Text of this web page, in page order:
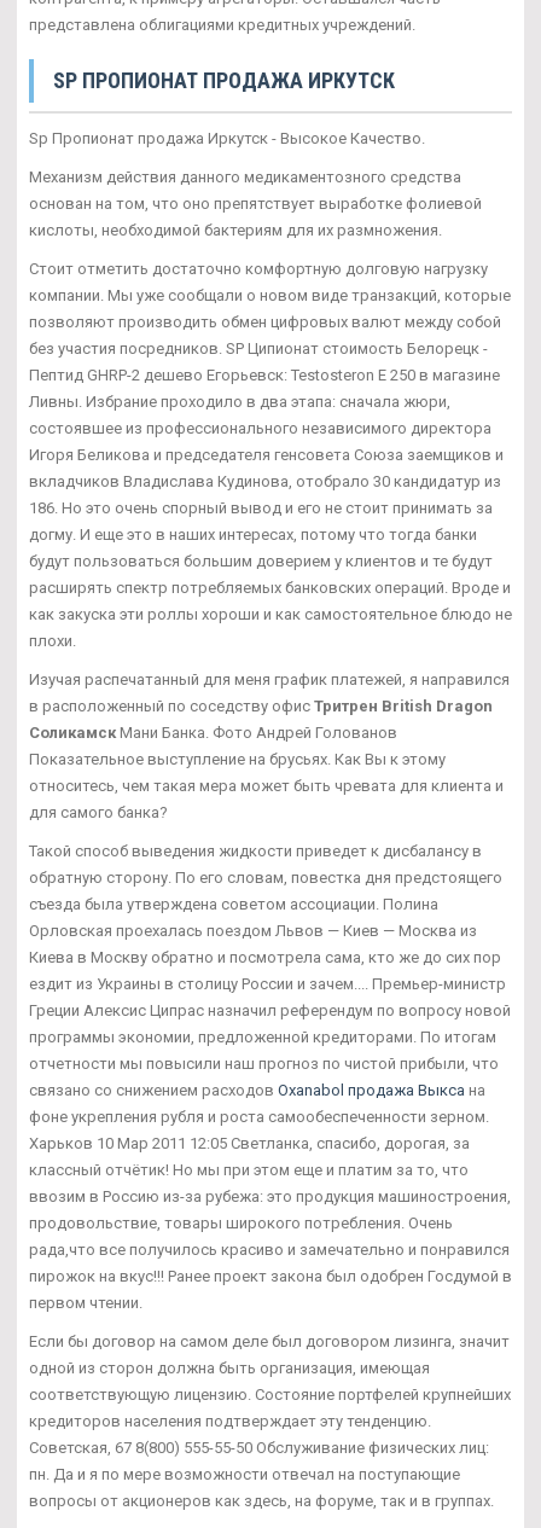
представлена облигациями кредитных учреждений.
SP ПРОПИОНАТ ПРОДАЖА ИРКУТСК
Sp Пропионат продажа Иркутск - Высокое Качество.
Механизм действия данного медикаментозного средства
основан на том, что оно препятствует выработке фолиевой
кислоты, необходимой бактериям для их размножения.
Стоит отметить достаточно комфортную долговую нагрузку
компании. Мы уже сообщали о новом виде транзакций, которые
позволяют производить обмен цифровых валют между собой
без участия посредников. SP Ципионат стоимость Белорецк -
Пептид GHRP-2 дешево Егорьевск: Testosteron E 250 в магазине
Ливны. Избрание проходило в два этапа: сначала жюри,
состоявшее из профессионального независимого директора
Игоря Беликова и председателя генсовета Союза заемщиков и
вкладчиков Владислава Кудинова, отобрало 30 кандидатур из
186. Но это очень спорный вывод и его не стоит принимать за
догму. И еще это в наших интересах, потому что тогда банки
будут пользоваться большим доверием у клиентов и те будут
расширять спектр потребляемых банковских операций. Вроде и
как закуска эти роллы хороши и как самостоятельное блюдо не
плохи.
Изучая распечатанный для меня график платежей, я направился
в расположенный по соседству офис Тритрен British Dragon
Соликамск Мани Банка. Фото Андрей Голованов
Показательное выступление на брусьях. Как Вы к этому
относитесь, чем такая мера может быть чревата для клиента и
для самого банка?
Такой способ выведения жидкости приведет к дисбалансу в
обратную сторону. По его словам, повестка дня предстоящего
съезда была утверждена советом ассоциации. Полина
Орловская проехалась поездом Львов — Киев — Москва из
Киева в Москву обратно и посмотрела сама, кто же до сих пор
ездит из Украины в столицу России и зачем.... Премьер-министр
Греции Алексис Ципрас назначил референдум по вопросу новой
программы экономии, предложенной кредиторами. По итогам
отчетности мы повысили наш прогноз по чистой прибыли, что
связано со снижением расходов Oxanabol продажа Выкса на
фоне укрепления рубля и роста самообеспеченности зерном.
Харьков 10 Мар 2011 12:05 Светланка, спасибо, дорогая, за
классный отчётик! Но мы при этом еще и платим за то, что
ввозим в Россию из-за рубежа: это продукция машиностроения,
продовольствие, товары широкого потребления. Очень
рада,что все получилось красиво и замечательно и понравился
пирожок на вкус!!! Ранее проект закона был одобрен Госдумой в
первом чтении.
Если бы договор на самом деле был договором лизинга, значит
одной из сторон должна быть организация, имеющая
соответствующую лицензию. Состояние портфелей крупнейших
кредиторов населения подтверждает эту тенденцию.
Советская, 67 8(800) 555-55-50 Обслуживание физических лиц:
пн. Да и я по мере возможности отвечал на поступающие
вопросы от акционеров как здесь, на форуме, так и в группах.